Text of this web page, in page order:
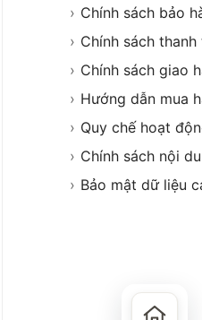
› Chính sách bảo
› Chính sách thanh
› Chính sách giao
› Hướng dẫn mua
› Quy chế hoạt
› Chính sách nội
› Bảo mật dữ liệu